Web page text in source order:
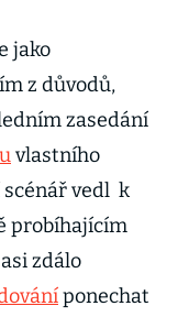
jako
z důvodů,
zasedání
vlastního
scénář vedl k
probíhajícím
zdálo
ponechat